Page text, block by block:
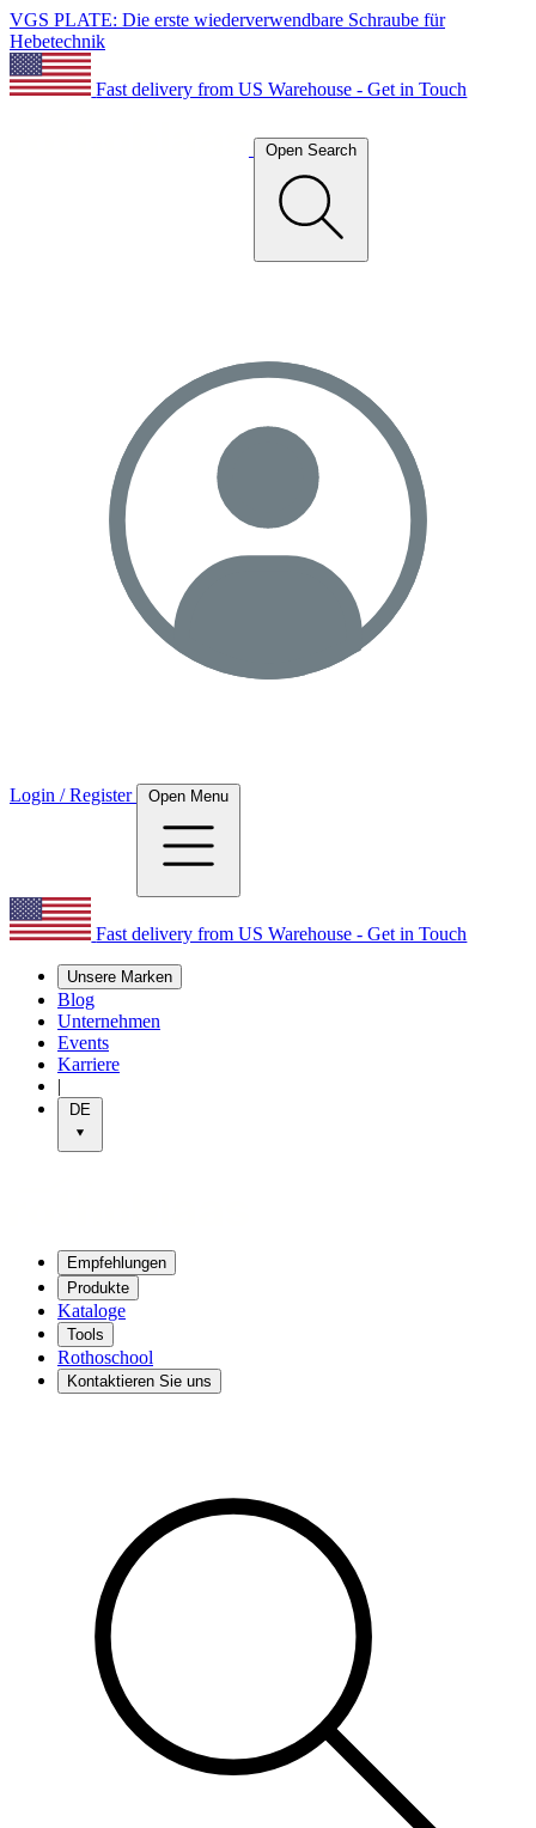
VGS PLATE: Die erste wiederverwendbare Schraube für
Hebetechnik
Fast delivery from US Warehouse - Get in Touch
Open Search
Login / Register Open Menu
Fast delivery from US Warehouse - Get in Touch
Unsere Marken
Blog
Unternehmen
Events
Karriere
|
DE
Empfehlungen
Produkte
Kataloge
Tools
Rothoschool
Kontaktieren Sie uns